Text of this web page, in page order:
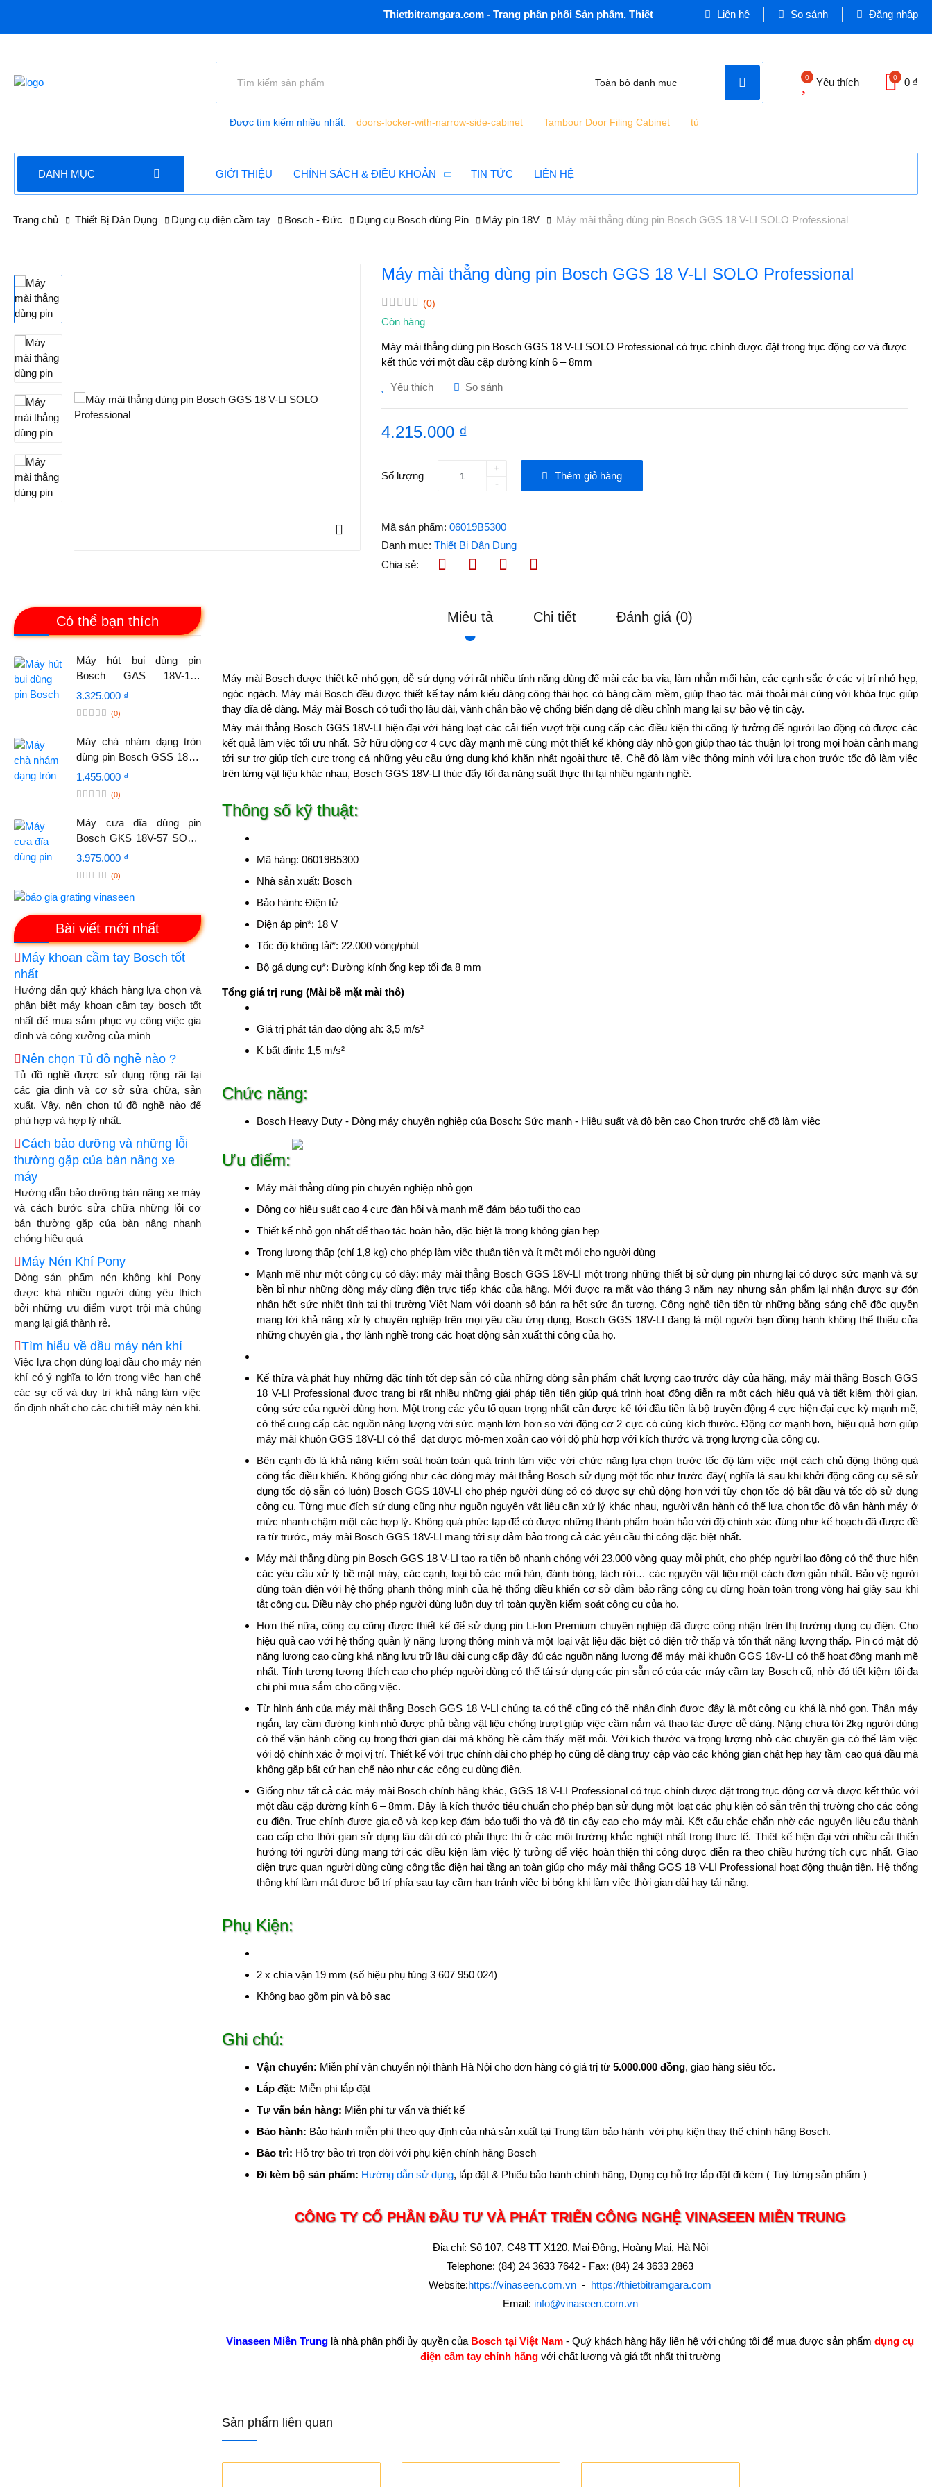
Thietbitramgara.com - Trang phân phối Sản phẩm, Thiết bị Dân dụng và Công nghiệp - Cơ quan chủ quản: VINASEEN
Liên hệ So sánh Đăng nhập
Toàn bộ danh mục
Được tìm kiếm nhiều nhất: doors-locker-with-narrow-side-cabinet Tambour Door Filing Cabinet
tủ
0 Yêu thích 0 0 ₫
DANH MỤC GIỚI THIỆU CHÍNH SÁCH & ĐIỀU KHOẢN TIN TỨC LIÊN HỆ
Trang chủ Thiết Bị Dân Dụng Dụng cụ điện cầm tay Bosch - Đức Dụng cụ Bosch dùng Pin Máy pin 18V Máy mài thẳng dùng pin Bosch GGS 18 V-LI SOLO Professional
Máy mài thẳng dùng pin Bosch GGS 18 V-LI SOLO Professional
(0)
Còn hàng
Máy mài thẳng dùng pin Bosch GGS 18 V-LI SOLO Professional có trục chính được đặt trong trục động cơ và được
kết thúc với một đầu cặp đường kính 6 – 8mm
Yêu thích So sánh
4.215.000 ₫
Số lượng
+
-
Thêm giỏ hàng
Mã sản phẩm: 06019B5300
Danh mục: Thiết Bị Dân Dụng
Chia sẻ:
Có thể bạn thích
Máy hút bụi dùng pin
Bosch GAS 18V-10L
Professional SOLO (MỚI)
3.325.000 ₫
(0)
Máy chà nhám dạng tròn
dùng pin Bosch GSS 18 V-
LI Professional (SOLO)
1.455.000 ₫
(0)
Máy cưa đĩa dùng pin
Bosch GKS 18V-57 SOLO
Professional (MỚI)
3.975.000 ₫
(0)
Bài viết mới nhất
Máy khoan cầm tay Bosch tốt
nhất
Hướng dẫn quý khách hàng lựa chọn và
phân biệt máy khoan cầm tay bosch tốt
nhất để mua sắm phục vụ công việc gia
đình và công xưởng của mình
Nên chọn Tủ đồ nghề nào ?
Tủ đồ nghề được sử dụng rộng rãi tại
các gia đình và cơ sở sửa chữa, sản
xuất. Vậy, nên chọn tủ đồ nghề nào để
phù hợp và hợp lý nhất.
Cách bảo dưỡng và những lỗi
thường gặp của bàn nâng xe
máy
Hướng dẫn bảo dưỡng bàn nâng xe máy
và cách bước sửa chữa những lỗi cơ
bản thường gặp của bàn nâng nhanh
chóng hiệu quả
Máy Nén Khí Pony
Dòng sản phẩm nén không khí Pony
được khá nhiều người dùng yêu thích
bởi những ưu điểm vượt trội mà chúng
mang lại giá thành rẻ.
Tìm hiểu về dầu máy nén khí
Việc lựa chọn đúng loại dầu cho máy nén
khí có ý nghĩa to lớn trong việc hạn chế
các sự cố và duy trì khả năng làm việc
ổn định nhất cho các chi tiết máy nén khí.
Miêu tả Chi tiết Đánh giá (0)
Máy mài Bosch được thiết kế nhỏ gọn, dễ sử dụng với rất nhiều tính năng dùng để mài các ba via, làm nhẵn mối hàn, các cạnh sắc ở các vị trí nhỏ hẹp,
ngóc ngách. Máy mài Bosch đều được thiết kế tay nắm kiểu dáng công thái học có báng cầm mềm, giúp thao tác mài thoải mái cùng với khóa trục giúp
thay đĩa dễ dàng. Máy mài Bosch có tuổi thọ lâu dài, vành chắn bảo vệ chống biến dạng dễ điều chỉnh mang lại sự bảo vệ tin cậy.
Máy mài thẳng Bosch GGS 18V-LI hiện đại với hàng loạt các cải tiến vượt trội cung cấp các điều kiện thi công lý tưởng để người lao động có được các
kết quả làm việc tối ưu nhất. Sở hữu động cơ 4 cực đầy mạnh mẽ cùng một thiết kế không dây nhỏ gọn giúp thao tác thuận lợi trong mọi hoàn cảnh mang
tới sự trợ giúp tích cực trong cả những yêu cầu ứng dụng khó khăn nhất ngoài thực tế. Chế độ làm việc thông minh với lựa chọn trước tốc độ làm việc
trên từng vật liệu khác nhau, Bosch GGS 18V-LI thúc đẩy tối đa năng suất thực thi tại nhiều ngành nghề.
Thông số kỹ thuật:
Mã hàng: 06019B5300
Nhà sản xuất: Bosch
Bảo hành: Điện tử
Điện áp pin*: 18 V
Tốc độ không tải*: 22.000 vòng/phút
Bộ gá dụng cụ*: Đường kính ống kẹp tối đa 8 mm
Tổng giá trị rung (Mài bề mặt mài thô)
Giá trị phát tán dao động ah: 3,5 m/s²
K bất định: 1,5 m/s²
Chức năng:
Bosch Heavy Duty - Dòng máy chuyên nghiệp của Bosch: Sức mạnh - Hiệu suất và độ bền cao Chọn trước chế độ làm việc
Ưu điểm:
Máy mài thẳng dùng pin chuyên nghiệp nhỏ gọn
Động cơ hiệu suất cao 4 cực đàn hồi và mạnh mẽ đảm bảo tuổi thọ cao
Thiết kế nhỏ gọn nhất để thao tác hoàn hảo, đặc biệt là trong không gian hẹp
Trọng lượng thấp (chỉ 1,8 kg) cho phép làm việc thuận tiện và ít mệt mỏi cho người dùng
Mạnh mẽ như một công cụ có dây: máy mài thẳng Bosch GGS 18V-LI một trong những thiết bị sử dụng pin nhưng lại có được sức mạnh và sự
bền bỉ như những dòng máy dùng điện trực tiếp khác của hãng. Mới được ra mắt vào tháng 3 năm nay nhưng sản phẩm lại nhận được sự đón
nhận hết sức nhiệt tình tại thị trường Việt Nam với doanh số bán ra hết sức ấn tượng. Công nghệ tiên tiên từ những bằng sáng chế độc quyền
mang tới khả năng xử lý chuyên nghiệp trên mọi yêu cầu ứng dụng, Bosch GGS 18V-LI đang là một người bạn đồng hành không thể thiếu của
những chuyên gia , thợ lành nghề trong các hoạt động sản xuất thi công của họ.
Kế thừa và phát huy những đặc tính tốt đẹp sẵn có của những dòng sản phẩm chất lượng cao trước đây của hãng, máy mài thẳng Bosch GGS
18 V-LI Professional được trang bị rất nhiều những giải pháp tiên tiến giúp quá trình hoạt động diễn ra một cách hiệu quả và tiết kiệm thời gian,
công sức của người dùng hơn. Một trong các yếu tố quan trọng nhất cần được kể tới đầu tiên là bộ truyền động 4 cực hiện đại cực kỳ mạnh mẽ,
có thể cung cấp các nguồn năng lượng với sức mạnh lớn hơn so với động cơ 2 cực có cùng kích thước. Động cơ mạnh hơn, hiệu quả hơn giúp
máy mài khuôn GGS 18V-LI có thể đạt được mô-men xoắn cao với độ phù hợp với kích thước và trọng lượng của công cụ.
Bên cạnh đó là khả năng kiểm soát hoàn toàn quá trình làm việc với chức năng lựa chọn trước tốc độ làm việc một cách chủ động thông quá
công tắc điều khiển. Không giống như các dòng máy mài thẳng Bosch sử dụng một tốc như trước đây( nghĩa là sau khi khởi động công cụ sẽ sử
dụng tốc độ sẵn có luôn) Bosch GGS 18V-LI cho phép người dùng có có được sự chủ động hơn với tùy chọn tốc độ bắt đầu và tốc độ sử dụng
công cụ. Từng mục đích sử dụng cũng như nguồn nguyên vật liệu cần xử lý khác nhau, người vận hành có thể lựa chọn tốc độ vận hành máy ở
mức nhanh chậm một các hợp lý. Không quá phức tạp để có được những thành phẩm hoàn hảo với độ chính xác đúng như kế hoạch đã được đề
ra từ trước, máy mài Bosch GGS 18V-LI mang tới sự đảm bảo trong cả các yêu cầu thi công đặc biệt nhất.
Máy mài thẳng dùng pin Bosch GGS 18 V-LI tạo ra tiến bộ nhanh chóng với 23.000 vòng quay mỗi phút, cho phép người lao động có thể thực hiện
các yêu cầu xử lý bề mặt máy, các cạnh, loại bỏ các mối hàn, đánh bóng, tách rời… các nguyên vật liệu một cách đơn giản nhất. Bảo vệ người
dùng toàn diện với hệ thống phanh thông minh của hệ thống điều khiển cơ sở đảm bảo rằng công cụ dừng hoàn toàn trong vòng hai giây sau khi
tắt công cụ. Điều này cho phép người dùng luôn duy trì toàn quyền kiểm soát công cụ của họ.
Hơn thế nữa, công cụ cũng được thiết kế để sử dụng pin Li-Ion Premium chuyên nghiệp đã được công nhận trên thị trường dụng cụ điện. Cho
hiệu quả cao với hệ thống quản lý năng lượng thông minh và một loại vật liệu đặc biệt có điện trở thấp và tổn thất năng lượng thấp. Pin có mật độ
năng lượng cao cùng khả năng lưu trữ lâu dài cung cấp đầy đủ các nguồn năng lượng để máy mài khuôn GGS 18v-LI có thể hoạt động mạnh mẽ
nhất. Tính tương tương thích cao cho phép người dùng có thể tái sử dụng các pin sẵn có của các máy cầm tay Bosch cũ, nhờ đó tiết kiệm tối đa
chi phí mua sắm cho công việc.
Từ hình ảnh của máy mài thẳng Bosch GGS 18 V-LI chúng ta có thể cũng có thể nhận định được đây là một công cụ khá là nhỏ gọn. Thân máy
ngắn, tay cầm đường kính nhỏ được phủ bằng vật liệu chống trượt giúp việc cầm nắm và thao tác được dễ dàng. Nặng chưa tới 2kg người dùng
có thể vận hành công cụ trong thời gian dài mà không hề cảm thấy mệt mỏi. Với kích thước và trọng lượng nhỏ các chuyên gia có thể làm việc
với độ chính xác ở mọi vị trí. Thiết kế với trục chính dài cho phép họ cũng dễ dàng truy cập vào các không gian chật hẹp hay tầm cao quá đầu mà
không gặp bất cứ hạn chế nào như các công cụ dùng điện.
Giống như tất cả các máy mài Bosch chính hãng khác, GGS 18 V-LI Professional có trục chính được đặt trong trục động cơ và được kết thúc với
một đầu cặp đường kính 6 – 8mm. Đây là kích thước tiêu chuẩn cho phép bạn sử dụng một loạt các phụ kiện có sẵn trên thị trường cho các công
cụ điện. Trục chính được gia cố và kẹp kẹp đảm bảo tuổi thọ và độ tin cậy cao cho máy mài. Kết cấu chắc chắn nhờ các nguyên liệu cấu thành
cao cấp cho thời gian sử dụng lâu dài dù có phải thực thi ở các môi trường khắc nghiệt nhất trong thưc tế. Thiêt kế hiện đại với nhiều cải thiến
hướng tới người dùng mang tới các điều kiện làm việc lý tưởng để việc hoàn thiện thi công được diễn ra theo chiều hướng tích cực nhất. Giao
diện trực quan người dùng cùng công tắc điện hai tầng an toàn giúp cho máy mài thẳng GGS 18 V-LI Professional hoạt động thuận tiện. Hệ thống
thông khí làm mát được bố trí phía sau tay cầm hạn tránh việc bị bỏng khi làm việc thời gian dài hay tải nặng.
Phụ Kiện:
2 x chìa vặn 19 mm (số hiệu phụ tùng 3 607 950 024)
Không bao gồm pin và bộ sạc
Ghi chú:
Vận chuyển: Miễn phí vận chuyển nội thành Hà Nội cho đơn hàng có giá trị từ5.000.000 đồng, giao hàng siêu tốc.
Lắp đặt: Miễn phí lắp đặt
Tư vấn bán hàng: Miễn phí tư vấn và thiết kế
Bảo hành: Bảo hành miễn phí theo quy định của nhà sản xuất tại Trung tâm bảo hành với phụ kiện thay thế chính hãng Bosch.
Bảo trì: Hỗ trợ bảo trì trọn đời với phụ kiện chính hãng Bosch
Đi kèm bộ sản phẩm: Hướng dẫn sử dụng, lắp đặt & Phiếu bảo hành chính hãng, Dụng cụ hỗ trợ lắp đặt đi kèm ( Tuỳ từng sản phẩm )
CÔNG TY CỔ PHẦN ĐẦU TƯ VÀ PHÁT TRIỂN CÔNG NGHỆ VINASEEN MIỀN TRUNG
Địa chỉ: Số 107, C48 TT X120, Mai Động, Hoàng Mai, Hà Nội
Telephone: (84) 24 3633 7642 - Fax: (84) 24 3633 2863
Website:https://vinaseen.com.vn - https://thietbitramgara.com
Email: info@vinaseen.com.vn
Vinaseen Miền Trung là nhà phân phối ủy quyền của Bosch tại Việt Nam - Quý khách hàng hãy liên hệ với chúng tôi để mua được sản phẩm dụng cụ
điện cầm tay chính hãngvới chất lượng và giá tốt nhất thị trường
Sản phẩm liên quan